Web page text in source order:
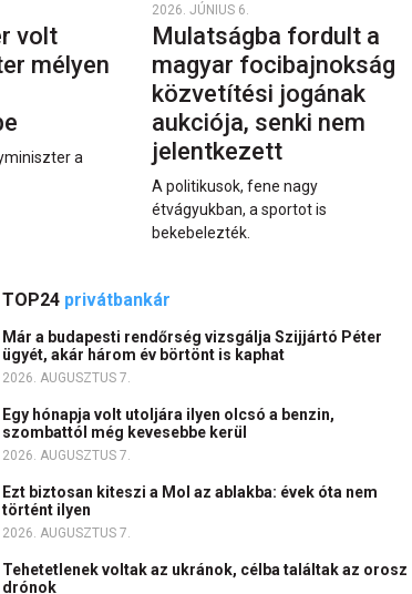
volt
mélyen
a
2026. JÚNIUS 6.
Mulatságba fordult a
magyar focibajnokság
közvetítési jogának
aukciója, senki nem
jelentkezett
A politikusok, fene nagy
étvágyukban, a sportot is
bekebelezték.
TOP24 privátbankár
Már a budapesti rendőrség vizsgálja Szijjártó Péter
ügyét, akár három év börtönt is kaphat
2026. AUGUSZTUS 7.
Egy hónapja volt utoljára ilyen olcsó a benzin,
szombattól még kevesebbe kerül
2026. AUGUSZTUS 7.
Ezt biztosan kiteszi a Mol az ablakba: évek óta nem
történt ilyen
2026. AUGUSZTUS 7.
Tehetetlenek voltak az ukránok, célba találtak az orosz
drónok